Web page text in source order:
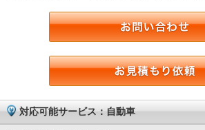
対応可能サービス：自動車